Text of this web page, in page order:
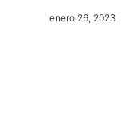
enero 26, 2023